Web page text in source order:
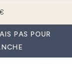
PAS POUR